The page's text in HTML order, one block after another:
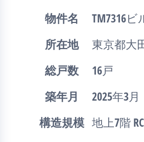
物件名
TM7316ビ
所在地
東京都大
総戸数
16戸
築年月
2025年3月
構造規模 地上7階